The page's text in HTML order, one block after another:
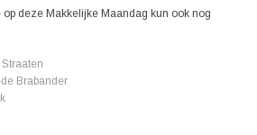
deze Makkelijke Maandag kun ook nog
Brabander